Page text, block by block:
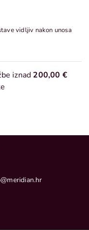
vidljiv nakon unosa
iznad 200,00 €